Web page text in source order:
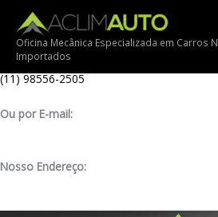
para
conteúdo
Oficina Mecânica Especializada em Carros
Importados
Ligue para nossa oficina:
(11) 3341-3969
Ligue pelo nosso WhatsApp:
(11) 98556-2505
Ou por E-mail:
Nosso Endereço: